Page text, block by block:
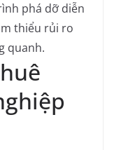
phá dỡ diễn
thiểu rủi ro
quanh.